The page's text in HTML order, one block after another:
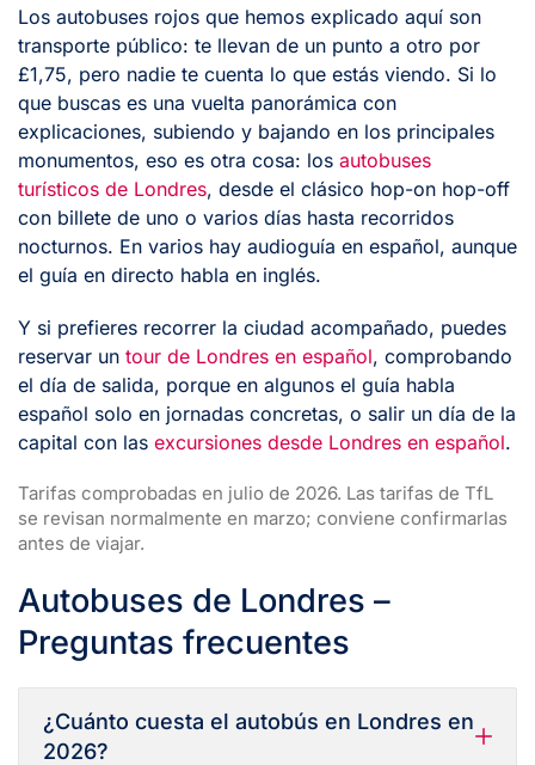
Los autobuses rojos que hemos explicado aquí son
transporte público: te llevan de un punto a otro por
£1,75, pero nadie te cuenta lo que estás viendo. Si lo
que buscas es una vuelta panorámica con
explicaciones, subiendo y bajando en los principales
monumentos, eso es otra cosa: los autobuses
turísticos de Londres, desde el clásico hop-on hop-off
con billete de uno o varios días hasta recorridos
nocturnos. En varios hay audioguía en español, aunque
el guía en directo habla en inglés.
Y si prefieres recorrer la ciudad acompañado, puedes
reservar un tour de Londres en español, comprobando
el día de salida, porque en algunos el guía habla
español solo en jornadas concretas, o salir un día de la
capital con las excursiones desde Londres en español.
Tarifas comprobadas en julio de 2026. Las tarifas de TfL
se revisan normalmente en marzo; conviene confirmarlas
antes de viajar.
Autobuses de Londres –
Preguntas frecuentes
¿Cuánto cuesta el autobús en Londres en
2026?